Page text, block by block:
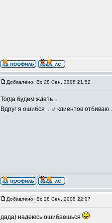
Добавлено: Вс 28 Сен, 2008 21:52
Тогда будем ждать ...
Вдруг я ошибся ... и клиентов отбиваю
Добавлено: Вс 28 Сен, 2008 22:07
дада) надеюсь ошибаешься